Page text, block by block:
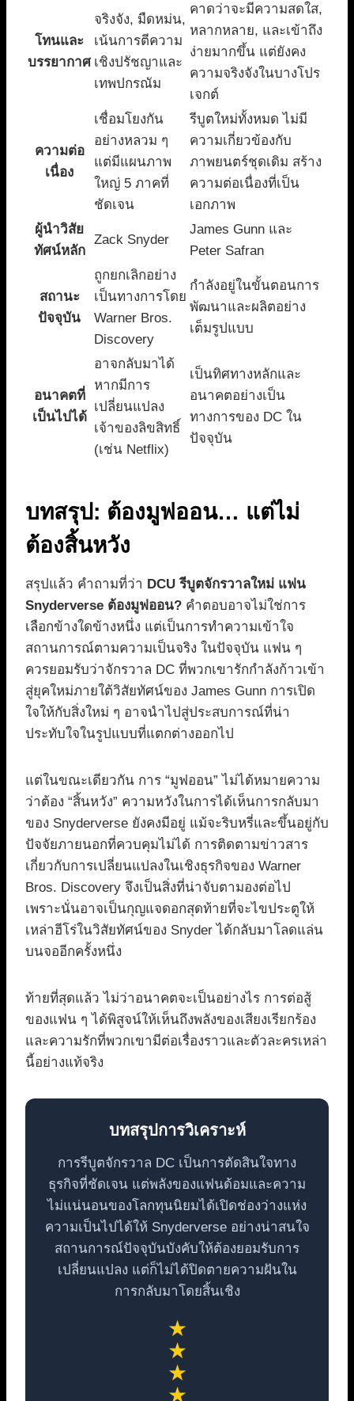
โทนและ
บรรยากาศ
จริงจัง, มืดหม่น,
เน้นการตีความ
เชิงปรัชญาและ
เทพปกรณัม
คาดว่าจะมีความสดใส,
หลากหลาย, และเข้าถึง
ง่ายมากขึ้น แต่ยังคง
ความจริงจังในบางโปร
เจกต์
ความต่อ
เนื่อง
เชื่อมโยงกัน
อย่างหลวม ๆ
แต่มีแผนภาพ
ใหญ่ 5 ภาคที่
ชัดเจน
รีบูตใหม่ทั้งหมด ไม่มี
ความเกี่ยวข้องกับ
ภาพยนตร์ชุดเดิม สร้าง
ความต่อเนื่องที่เป็น
เอกภาพ
ผู้นำวิสัย
ทัศน์หลัก
Zack Snyder
James Gunn และ
Peter Safran
สถานะ
ปัจจุบัน
ถูกยกเลิกอย่าง
เป็นทางการโดย
Warner Bros.
Discovery
กำลังอยู่ในขั้นตอนการ
พัฒนาและผลิตอย่าง
เต็มรูปแบบ
อนาคตที่
เป็นไปได้
อาจกลับมาได้
หากมีการ
เปลี่ยนแปลง
เจ้าของลิขสิทธิ์
(เช่น Netflix)
เป็นทิศทางหลักและ
อนาคตอย่างเป็น
ทางการของ DC ใน
ปัจจุบัน
บทสรุป: ต้องมูฟออน… แต่ไม่
ต้องสิ้นหวัง
สรุปแล้ว คำถามที่ว่า DCU รีบูตจักรวาลใหม่ แฟน
Snyderverse ต้องมูฟออน? คำตอบอาจไม่ใช่การ
เลือกข้างใดข้างหนึ่ง แต่เป็นการทำความเข้าใจ
สถานการณ์ตามความเป็นจริง ในปัจจุบัน แฟน ๆ
ควรยอมรับว่าจักรวาล DC ที่พวกเขารักกำลังก้าวเข้า
สู่ยุคใหม่ภายใต้วิสัยทัศน์ของ James Gunn การเปิด
ใจให้กับสิ่งใหม่ ๆ อาจนำไปสู่ประสบการณ์ที่น่า
ประทับใจในรูปแบบที่แตกต่างออกไป
แต่ในขณะเดียวกัน การ “มูฟออน” ไม่ได้หมายความ
ว่าต้อง “สิ้นหวัง” ความหวังในการได้เห็นการกลับมา
ของ Snyderverse ยังคงมีอยู่ แม้จะริบหรี่และขึ้นอยู่กับ
ปัจจัยภายนอกที่ควบคุมไม่ได้ การติดตามข่าวสาร
เกี่ยวกับการเปลี่ยนแปลงในเชิงธุรกิจของ Warner
Bros. Discovery จึงเป็นสิ่งที่น่าจับตามองต่อไป
เพราะนั่นอาจเป็นกุญแจดอกสุดท้ายที่จะไขประตูให้
เหล่าฮีโร่ในวิสัยทัศน์ของ Snyder ได้กลับมาโลดแล่น
บนจออีกครั้งหนึ่ง
ท้ายที่สุดแล้ว ไม่ว่าอนาคตจะเป็นอย่างไร การต่อสู้
ของแฟน ๆ ได้พิสูจน์ให้เห็นถึงพลังของเสียงเรียกร้อง
และความรักที่พวกเขามีต่อเรื่องราวและตัวละครเหล่า
นี้อย่างแท้จริง
บทสรุปการวิเคราะห์
การรีบูตจักรวาล DC เป็นการตัดสินใจทาง
ธุรกิจที่ชัดเจน แต่พลังของแฟนด้อมและความ
ไม่แน่นอนของโลกทุนนิยมได้เปิดช่องว่างแห่ง
ความเป็นไปได้ให้ Snyderverse อย่างน่าสนใจ
สถานการณ์ปัจจุบันบังคับให้ต้องยอมรับการ
เปลี่ยนแปลง แต่ก็ไม่ได้ปิดตายความฝันใน
การกลับมาโดยสิ้นเชิง
★
★
★
★